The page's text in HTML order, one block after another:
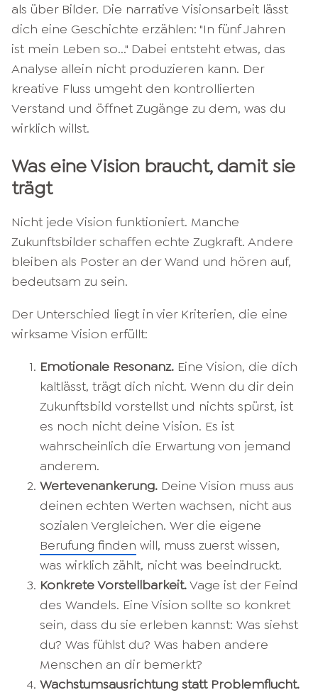
als über Bilder. Die narrative Visionsarbeit lässt
dich eine Geschichte erzählen: "In fünf Jahren
ist mein Leben so..." Dabei entsteht etwas, das
Analyse allein nicht produzieren kann. Der
kreative Fluss umgeht den kontrollierten
Verstand und öffnet Zugänge zu dem, was du
wirklich willst.
Was eine Vision braucht, damit sie
trägt
Nicht jede Vision funktioniert. Manche
Zukunftsbilder schaffen echte Zugkraft. Andere
bleiben als Poster an der Wand und hören auf,
bedeutsam zu sein.
Der Unterschied liegt in vier Kriterien, die eine
wirksame Vision erfüllt:
Emotionale Resonanz. Eine Vision, die dich
kaltlässt, trägt dich nicht. Wenn du dir dein
Zukunftsbild vorstellst und nichts spürst, ist
es noch nicht deine Vision. Es ist
wahrscheinlich die Erwartung von jemand
anderem.
Wertevenankerung. Deine Vision muss aus
deinen echten Werten wachsen, nicht aus
sozialen Vergleichen. Wer die eigene
Berufung finden will, muss zuerst wissen,
was wirklich zählt, nicht was beeindruckt.
Konkrete Vorstellbarkeit.Vage ist der Feind
des Wandels. Eine Vision sollte so konkret
sein, dass du sie erleben kannst: Was siehst
du? Was fühlst du? Was haben andere
Menschen an dir bemerkt?
Wachstumsausrichtung statt Problemflucht.